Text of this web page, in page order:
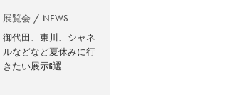
展覧会 NEWS
御代田、東川、シャネ
ルなどなど夏休みに行
きたい展示6選